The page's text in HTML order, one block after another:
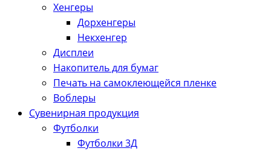
Хенгеры
Дорхенгеры
Некхенгер
Дисплеи
Накопитель для бумаг
Печать на самоклеющейся пленке
Воблеры
Сувенирная продукция
Футболки
Футболки 3Д